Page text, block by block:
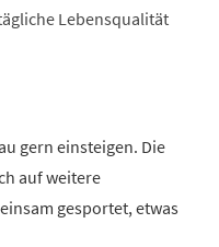
Lebensqualität
gern einsteigen. Die
auf weitere
gesportet, etwas